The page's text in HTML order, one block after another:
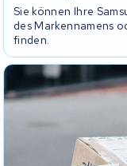
Sie können Ihre
des Markennamens
finden.